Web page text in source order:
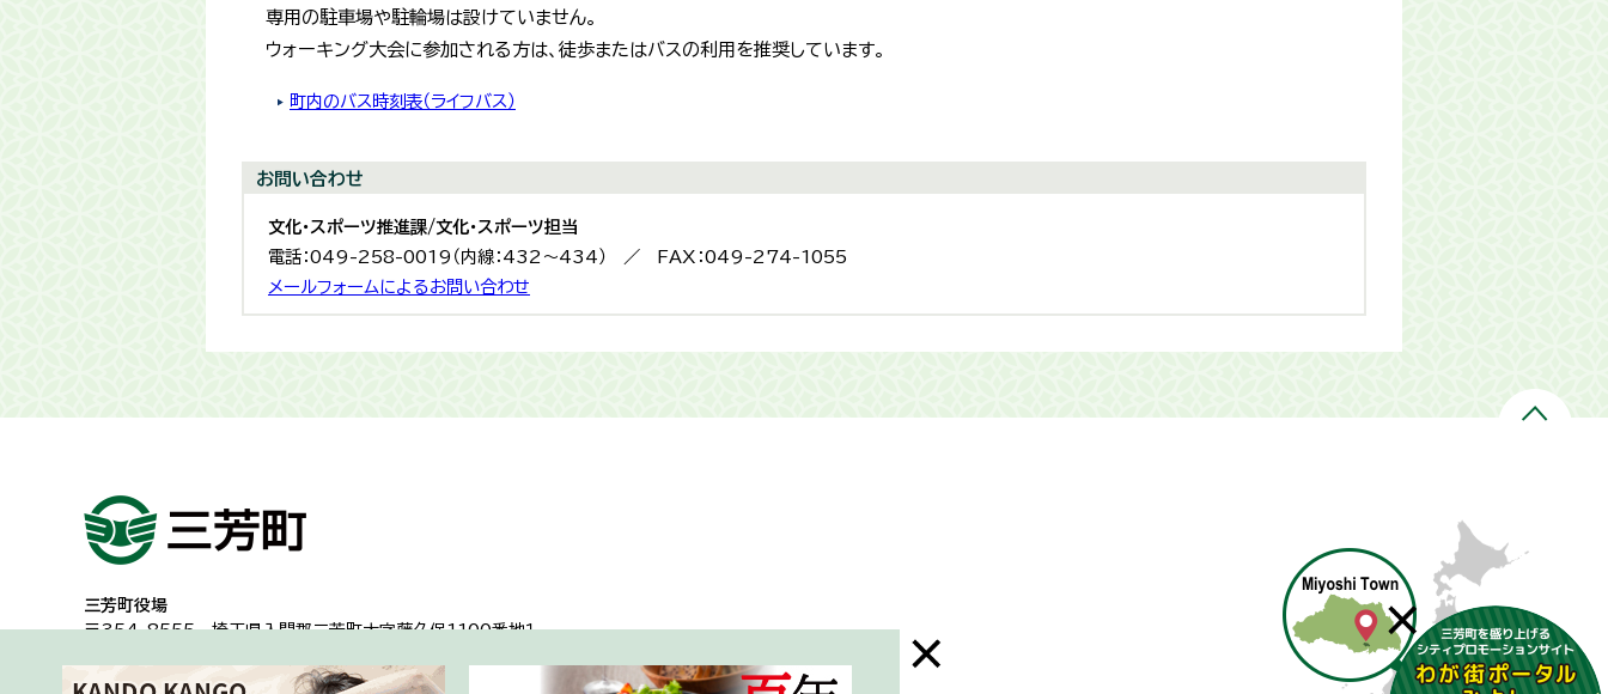
専用の駐車場や駐輪場は設けていません。
ウォーキング大会に参加される方は、徒歩またはバスの利用を推奨しています。
町内のバス時刻表（ライフバス）
お問い合わせ
文化・スポーツ推進課/文化・スポーツ担当
電話：049-258-0019（内線：432〜434） ／ FAX：049-274-1055
メールフォームによるお問い合わせ
三芳町役場
〒354-8555埼玉県入間郡三芳町大字藤久保1100番地１
一般的な業務時間8時30分から17時15分（土日祝日及び年末年始はお休み）